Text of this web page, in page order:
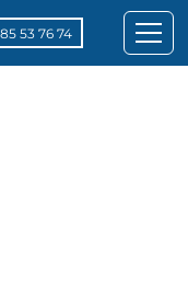
53 76 74